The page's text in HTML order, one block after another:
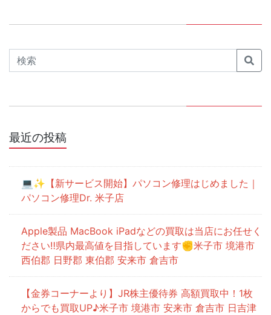
Search
最近の投稿
💻✨【新サービス開始】パソコン修理はじめました｜
パソコン修理Dr. 米子店
Apple製品 MacBook iPadなどの買取は当店にお任せく
ださい‼県内最高値を目指しています✊米子市 境港市
西伯郡 日野郡 東伯郡 安来市 倉吉市
【金券コーナーより】JR株主優待券 高額買取中！1枚
からでも買取UP♪米子市 境港市 安来市 倉吉市 日吉津